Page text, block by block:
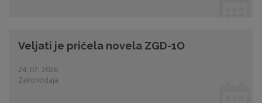
Veljati je pričela novela ZGD-1O
24. 07. 2026
Zakonodaja